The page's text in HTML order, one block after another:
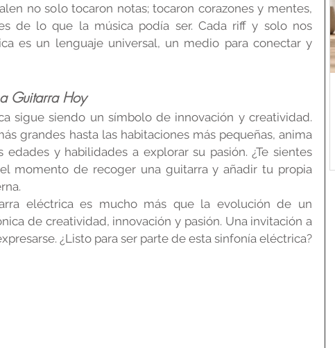
no solo tocaron notas; tocaron corazones y mentes,
de lo que la música podía ser. Cada riff y solo nos
es un lenguaje universal, un medio para conectar y
Guitarra Hoy
sigue siendo un símbolo de innovación y creatividad.
grandes hasta las habitaciones más pequeñas, anima
y habilidades a explorar su pasión. ¿Te sientes
el momento de recoger una guitarra y añadir tu propia
eléctrica es mucho más que la evolución de un
de creatividad, innovación y pasión. Una invitación a
¿Listo para ser parte de esta sinfonía eléctrica?